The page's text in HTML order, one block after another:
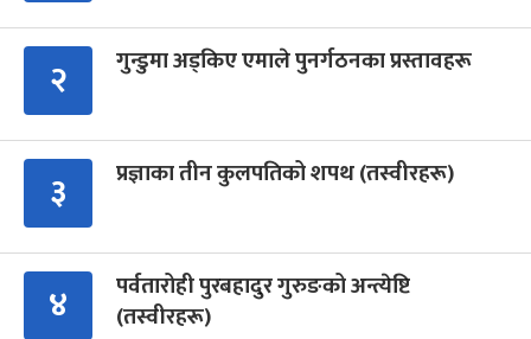
२ गुन्डुमा अड्किए एमाले पुनर्गठनका प्रस्तावहरू
३ प्रज्ञाका तीन कुलपतिको शपथ (तस्वीरहरू)
४
पर्वतारोही पुरबहादुर गुरुङको अन्त्येष्टि
(तस्वीरहरू)